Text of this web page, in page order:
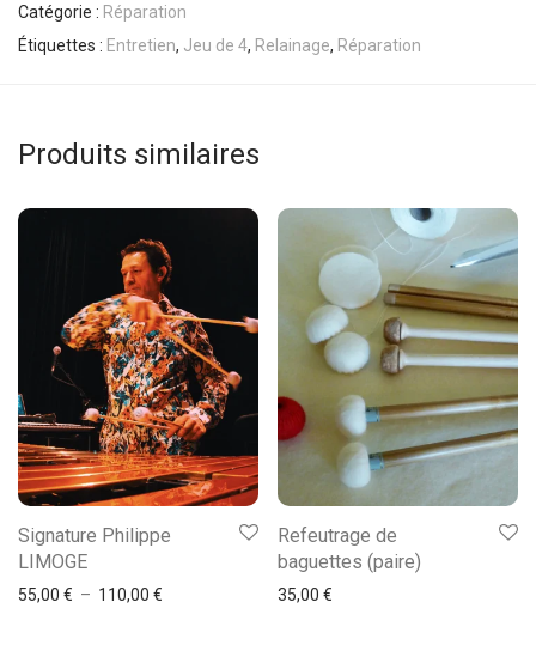
Catégorie : Réparation
Étiquettes : Entretien, Jeu de 4, Relainage, Réparation
Produits similaires
produit
a
Signature Philippe
LIMOGE
55,00 € – 110,00 € Plage de prix : 55,00 € à 110,00 €
Refeutrage de
baguettes (paire)
35,00 €